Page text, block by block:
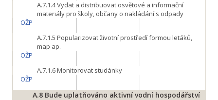
A.7.1.4Vydat a distribuovat osvětové a informační
materiály pro školy, občany o nakládání s odpady
OŽP
A.7.1.5 Popularizovat životní prostředí formou letáků,
map ap.
OŽP
A.7.1.6Monitorovat studánky
OŽP
A.8 Bude uplatňováno aktivní vodní hospodářství